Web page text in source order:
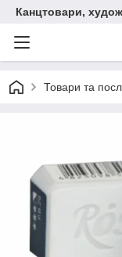
Канцтовари,
Товари та